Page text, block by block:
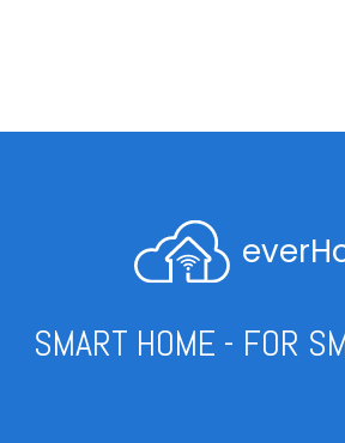
SMART HOME - FOR